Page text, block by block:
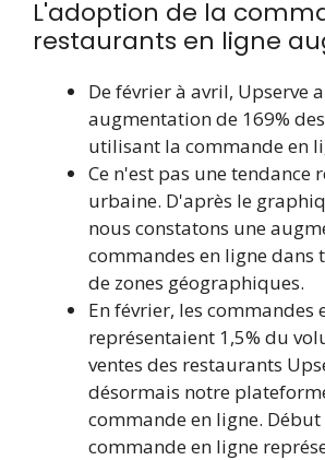
L'adoption de la
restaurants en ligne
De février à avril, Upserve
augmentation de 169%
utilisant la commande en
Ce n'est pas une tendance
urbaine. D'après le
nous constatons une
commandes en ligne dans
de zones géographiques.
En février, les commandes
représentaient 1,5% du
ventes des restaurants
désormais notre
commande en ligne.
commande en ligne